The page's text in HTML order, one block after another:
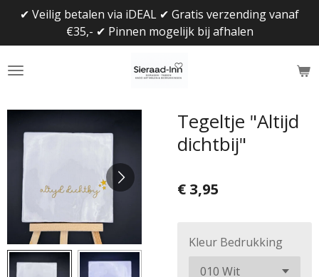
naar
de
✔ Veilig betalen via iDEAL ✔ Gratis verzending vanaf
€35,- ✔ Pinnen mogelijk bij afhalen
Tegeltje "Altijd
dichtbij"
€ 3,95
Kleur Bedrukking